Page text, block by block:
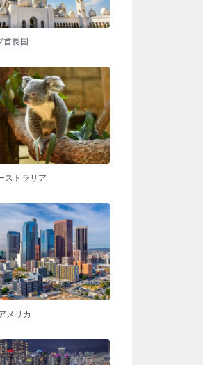
首長国
ストラリア
メリカ